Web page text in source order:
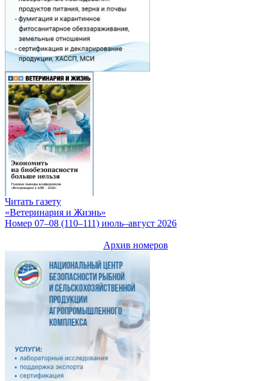
Читать газету
«Ветеринария и Жизнь»
Номер 07–08 (110–111) июль–август 2026
Архив номеров